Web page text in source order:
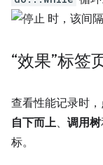
时，该间
“效果”标签
查看性能记录时
自下而上、 调用树
标。